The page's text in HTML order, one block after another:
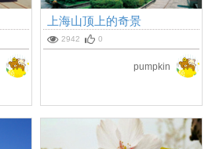
上海山顶上的奇景
2942 0
pumpkin